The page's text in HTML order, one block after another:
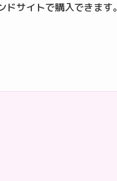
サイトで購入できます。